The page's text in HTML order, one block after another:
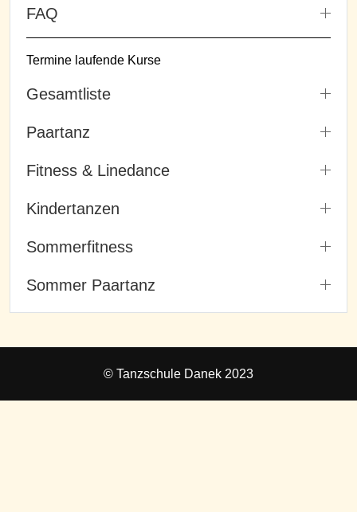
FAQ
Termine laufende Kurse
Gesamtliste
Paartanz
Fitness & Linedance
Kindertanzen
Sommerfitness
Sommer Paartanz
© Tanzschule Danek 2023